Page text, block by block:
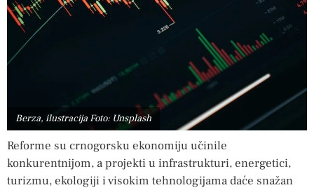
Berza, ilustracija Foto: Unsplash
Reforme su crnogorsku ekonomiju učinile
konkurentnijom, a projekti u infrastrukturi, energetici,
turizmu, ekologiji i visokim tehnologijama daće snažan